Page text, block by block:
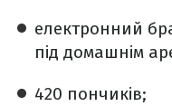
електронний
під домашнім
420 пончиків;